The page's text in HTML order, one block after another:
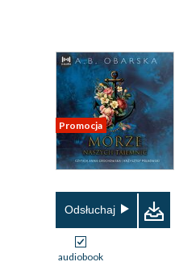
Promocja
Odsłuchaj
audiobook